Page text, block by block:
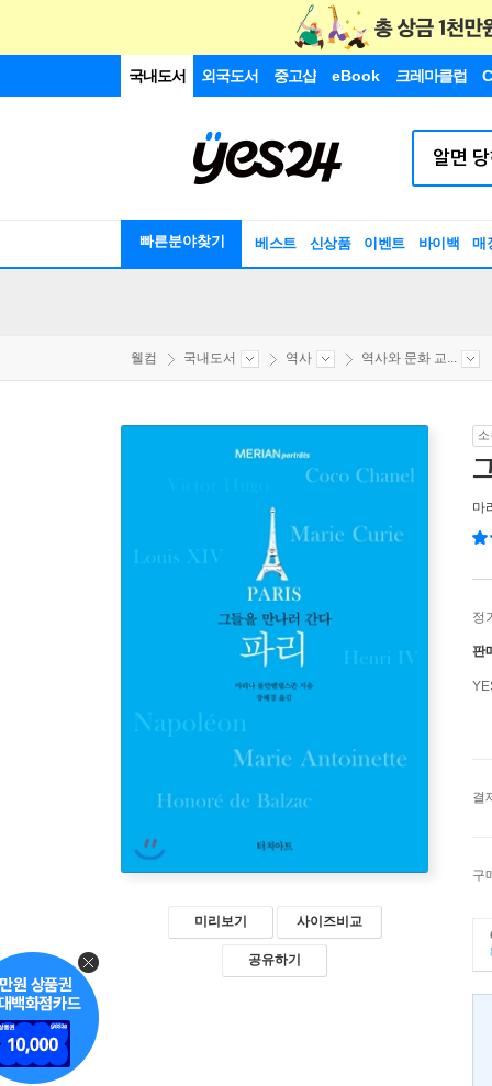
국내도서 외국도서 중고샵 eBook 크레마클럽
빠른분야찾기 베스트 신상품 이벤트 바이백 매
웰컴 국내도서 역사 역사와 문화 교...
미리보기 사이즈비교
공유하기
마
정
판
결
구